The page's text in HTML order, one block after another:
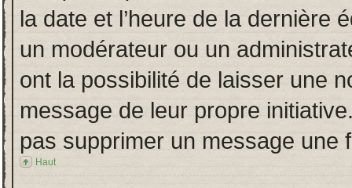
la date et l’heure de la dernière
un modérateur ou un
ont la possibilité de laisser une
message de leur propre
pas supprimer un message une
Haut